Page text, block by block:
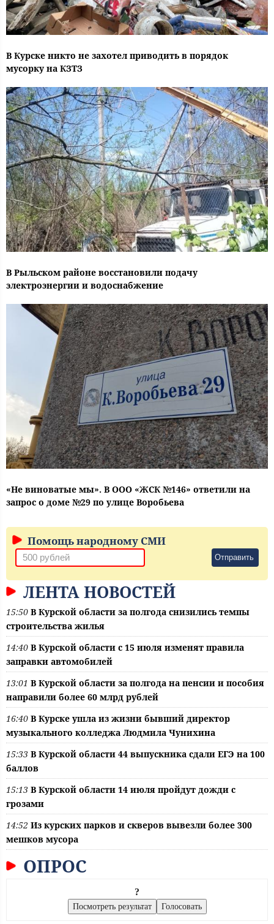
В Курске никто не захотел приводить в порядок
мусорку на КЗТЗ
В Рыльском районе восстановили подачу
электроэнергии и водоснабжение
«Не виноватые мы». В ООО «ЖСК №146» ответили на
запрос о доме №29 по улице Воробьева
Помощь народному СМИ
Отправить
ЛЕНТА НОВОСТЕЙ
15:50 В Курской области за полгода снизились темпы
строительства жилья
14:40 В Курской области с 15 июля изменят правила
заправки автомобилей
13:01 В Курской области за полгода на пенсии и пособия
направили более 60 млрд рублей
16:40 В Курске ушла из жизни бывший директор
музыкального колледжа Людмила Чунихина
15:33 В Курской области 44 выпускника сдали ЕГЭ на 100
баллов
15:13 В Курской области 14 июля пройдут дожди с
грозами
14:52 Из курских парков и скверов вывезли более 300
мешков мусора
ОПРОС
?